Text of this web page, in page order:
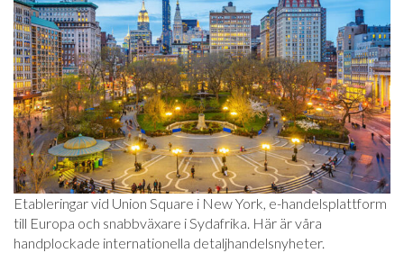
Etableringar vid Union Square i New York, e-handelsplattform
till Europa och snabbväxare i Sydafrika. Här är våra
handplockade internationella detaljhandelsnyheter.